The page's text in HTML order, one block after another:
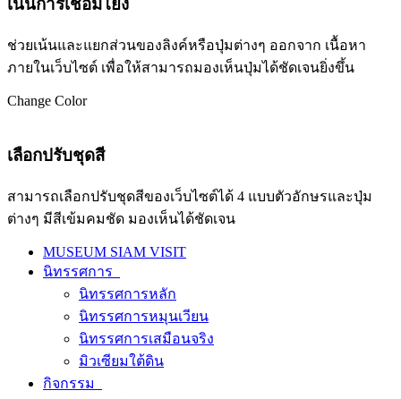
เน้นการเชื่อมโยง
ช่วยเน้นและแยกส่วนของลิงค์หรือปุ่มต่างๆ ออกจาก เนื้อหา
ภายในเว็บไซต์ เพื่อให้สามารถมองเห็นปุ่มได้ชัดเจนยิ่งขึ้น
Change Color
เลือกปรับชุดสี
สามารถเลือกปรับชุดสีของเว็บไซต์ได้ 4 แบบตัวอักษรและปุ่ม
ต่างๆ มีสีเข้มคมชัด มองเห็นได้ชัดเจน
MUSEUM SIAM VISIT
นิทรรศการ
นิทรรศการหลัก
นิทรรศการหมุนเวียน
นิทรรศการเสมือนจริง
มิวเซียมใต้ดิน
กิจกรรม